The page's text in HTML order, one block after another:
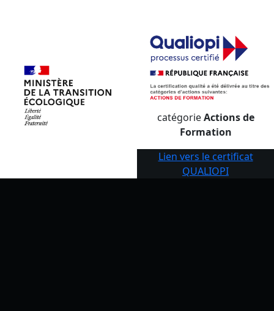
catégorieActions de
Formation
Lien vers le certificat
QUALIOPI